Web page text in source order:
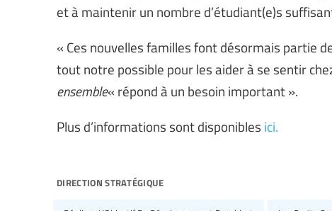
et à maintenir un nombre d’étudiant(e)s
« Ces nouvelles familles font désormais partie
tout notre possible pour les aider à se sentir
ensemble« répond à un besoin important ».
Plus d’informations sont disponibles ici.
direction stratégique